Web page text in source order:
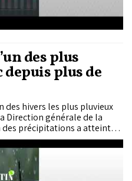
des plus
plus de
des hivers les plus pluvieux
Direction générale de la
précipitations a atteint
la normale saisonnière.
de jours de pluie, des
épisodes thermiques
se classe au troisième rang